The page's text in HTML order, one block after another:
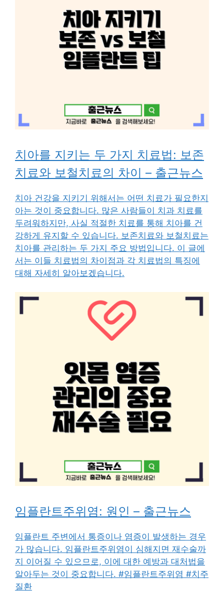
치아를 지키는 두 가지 치료법: 보존
치료와 보철치료의 차이 – 출근뉴스
치아 건강을 지키기 위해서는 어떤 치료가 필요한지
아는 것이 중요합니다. 많은 사람들이 치과 치료를
두려워하지만, 사실 적절한 치료를 통해 치아를 건
강하게 유지할 수 있습니다. 보존치료와 보철치료는
치아를 관리하는 두 가지 주요 방법입니다. 이 글에
서는 이들 치료법의 차이점과 각 치료법의 특징에
대해 자세히 알아보겠습니다.
임플란트주위염: 원인 – 출근뉴스
임플란트 주변에서 통증이나 염증이 발생하는 경우
가 많습니다. 임플란트주위염이 심해지면 재수술까
지 이어질 수 있으므로, 이에 대한 예방과 대처법을
알아두는 것이 중요합니다. #임플란트주위염 #치주
질환